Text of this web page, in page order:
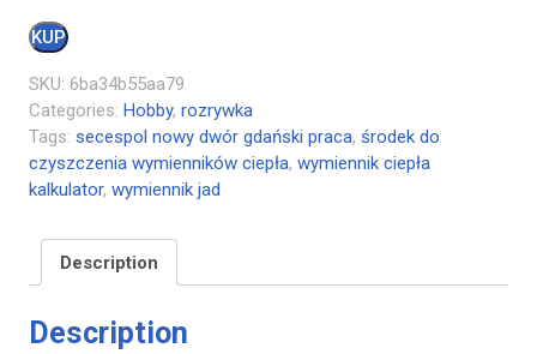
KUP
SKU: 6ba34b55aa79
Categories: Hobby, rozrywka
Tags: secespol nowy dwór gdański praca, środek do
czyszczenia wymienników ciepła, wymiennik ciepła
kalkulator, wymiennik jad
Description
Description